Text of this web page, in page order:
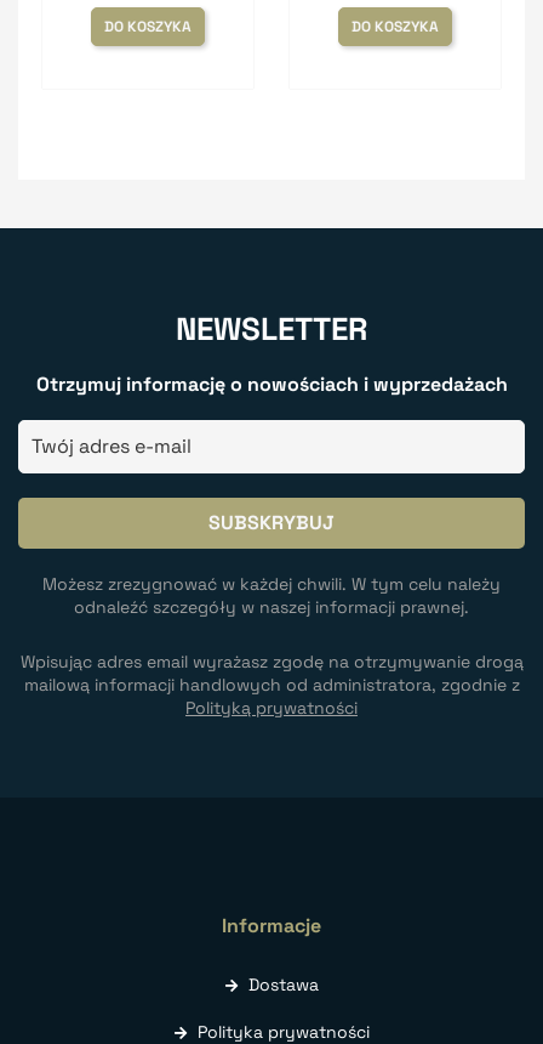
DO KOSZYKA DO KOSZYKA
NEWSLETTER
Otrzymuj informację o nowościach i wyprzedażach
Możesz zrezygnować w każdej chwili. W tym celu należy
odnaleźć szczegóły w naszej informacji prawnej.
Wpisując adres email wyrażasz zgodę na otrzymywanie drogą
mailową informacji handlowych od administratora, zgodnie z
Polityką prywatności
Informacje
Dostawa
Polityka prywatności